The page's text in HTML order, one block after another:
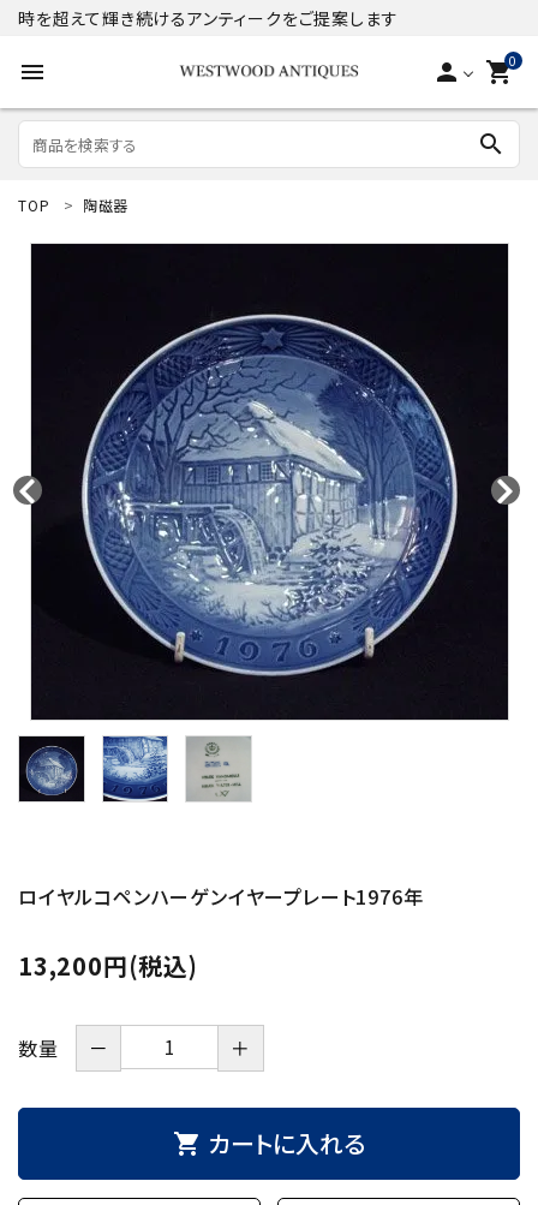
時を超えて輝き続けるアンティークをご提案します
menu person 0
shopping_cart
search
ようこそ ゲスト 様
ログイン person 新規会員登録
コンテンツ
その他サービス
特定商取引法について
TOP 陶磁器
ロイヤルコペンハーゲンイヤープレート1976年
13,200円(税込)
数量 － ＋
shopping_cart カートに入れる